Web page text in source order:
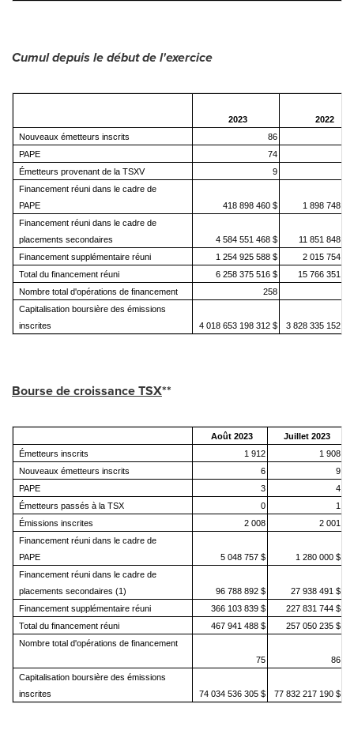
Cumul depuis le début de l'exercice
2023
2022
Nouveaux émetteurs inscrits
86
PAPE
74
Émetteurs provenant de la TSXV
9
Financement réuni dans le cadre de
PAPE
418 898 460 $
1 898 748
Financement réuni dans le cadre de
placements secondaires
4 584 551 468 $
11 851 848
Financement supplémentaire réuni
1 254 925 588 $
2 015 754
Total du financement réuni
6 258 375 516 $
15 766 351
Nombre total d'opérations de financement
258
Capitalisation boursière des émissions
inscrites
4 018 653 198 312 $ 3 828 335 152
Bourse de croissance TSX**
Août 2023
Juillet 2023
Émetteurs inscrits
1 912
1 908
Nouveaux émetteurs inscrits
6
9
PAPE
3
4
Émetteurs passés à la TSX
0
1
Émissions inscrites
2 008
2 001
Financement réuni dans le cadre de
PAPE
5 048 757 $
1 280 000 $
Financement réuni dans le cadre de
placements secondaires (1)
96 788 892 $
27 938 491 $
Financement supplémentaire réuni
366 103 839 $
227 831 744 $
Total du financement réuni
467 941 488 $
257 050 235 $
Nombre total d'opérations de financement
75
86
Capitalisation boursière des émissions
inscrites
74 034 536 305 $ 77 832 217 190 $